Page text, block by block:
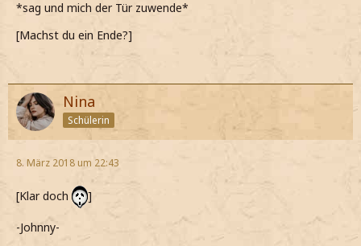
*sag und mich der Tür zuwende*
[Machst du ein Ende?]
Nina
Schülerin
8. März 2018 um 22:43
[Klar doch ]
-Johnny-